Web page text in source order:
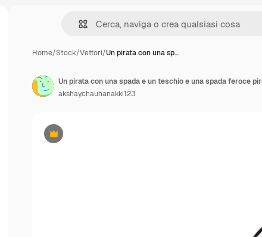
Home/Stock/Vettori/Un pirata con una sp…
Premium
akshaychauhanakki123